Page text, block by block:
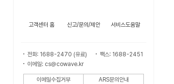
고객센터 홈 신고/문의/제안 서비스도움말
전화: 1688-2470 (유료)
팩스: 1688-2451
이메일: cs@cowave.kr
이메일수집거부 ARS문의안내